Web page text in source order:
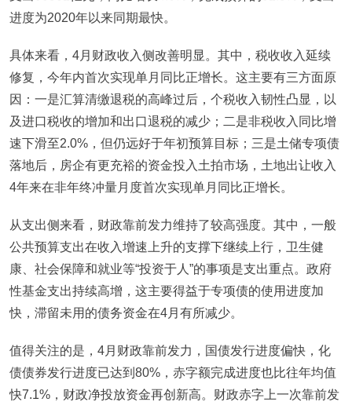
进度为2020年以来同期最快。
具体来看，4月财政收入侧改善明显。其中，税收收入延续
修复，今年内首次实现单月同比正增长。这主要有三方面原
因：一是汇算清缴退税的高峰过后，个税收入韧性凸显，以
及进口税收的增加和出口退税的减少；二是非税收入同比增
速下滑至2.0%，但仍远好于年初预算目标；三是土储专项债
落地后，房企有更充裕的资金投入土拍市场，土地出让收入
4年来在非年终冲量月度首次实现单月同比正增长。
从支出侧来看，财政靠前发力维持了较高强度。其中，一般
公共预算支出在收入增速上升的支撑下继续上行，卫生健
康、社会保障和就业等“投资于人”的事项是支出重点。政府
性基金支出持续高增，这主要得益于专项债的使用进度加
快，滞留未用的债务资金在4月有所减少。
值得关注的是，4月财政靠前发力，国债发行进度偏快，化
债债券发行进度已达到80%，赤字额完成进度也比往年均值
快7.1%，财政净投放资金再创新高。财政赤字上一次靠前发